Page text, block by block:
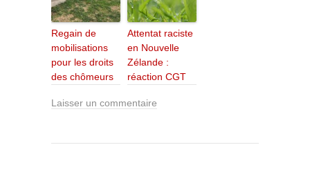
Regain de
mobilisations
pour les droits
des chômeurs
Attentat raciste
en Nouvelle
Zélande :
réaction CGT
Laisser un commentaire